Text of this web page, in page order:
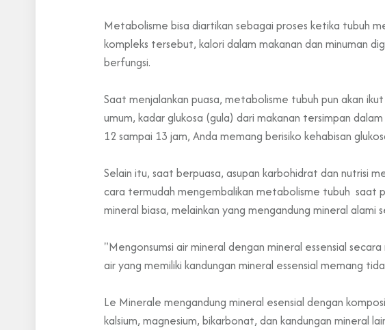
Metabolisme bisa diartikan sebagai proses ketika tubuh
kompleks tersebut, kalori dalam makanan dan minuman
berfungsi.
Saat menjalankan puasa, metabolisme tubuh pun akan
umum, kadar glukosa (gula) dari makanan tersimpan
12 sampai 13 jam, Anda memang berisiko kehabisan
Selain itu, saat berpuasa, asupan karbohidrat dan nutrisi
cara termudah mengembalikan metabolisme tubuh saat
mineral biasa, melainkan yang mengandung mineral
"Mengonsumsi air mineral dengan mineral essensial
air yang memiliki kandungan mineral essensial memang
Le Minerale mengandung mineral esensial dengan
kalsium, magnesium, bikarbonat, dan kandungan mineral